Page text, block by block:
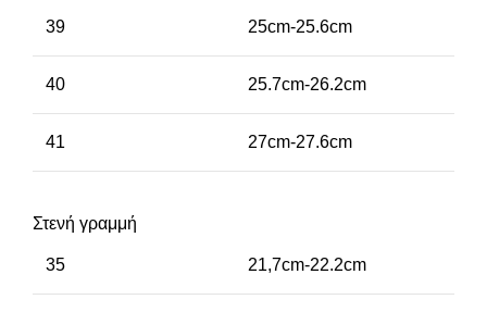
39 25cm-25.6cm
40 25.7cm-26.2cm
41 27cm-27.6cm
Στενή γραμμή
35 21,7cm-22.2cm